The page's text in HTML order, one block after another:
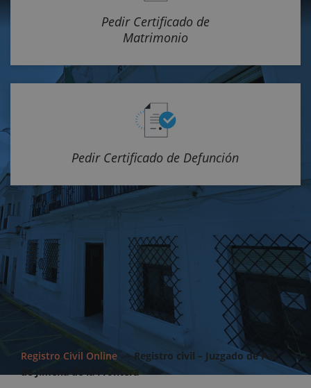
Pedir Certificado de
Matrimonio
Pedir Certificado de Defunción
Registro Civil Online >>Registro civil – Juzgado de Paz
de Jimena de la Frontera